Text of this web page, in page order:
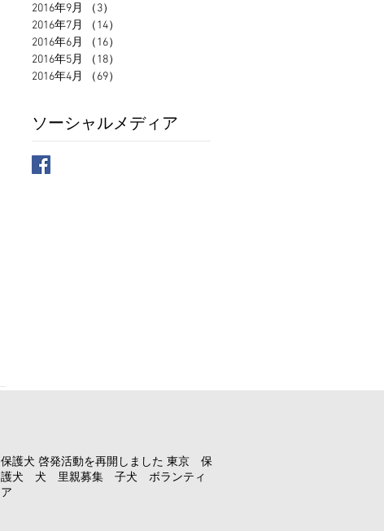
2016年9月
（3）
2016年7月
（14）
2016年6月
（16）
2016年5月
（18）
2016年4月
（69）
ソーシャルメディア
保護犬 啓発活動を再開しました 東京 保
護犬 犬 里親募集 子犬 ボランティ
ア